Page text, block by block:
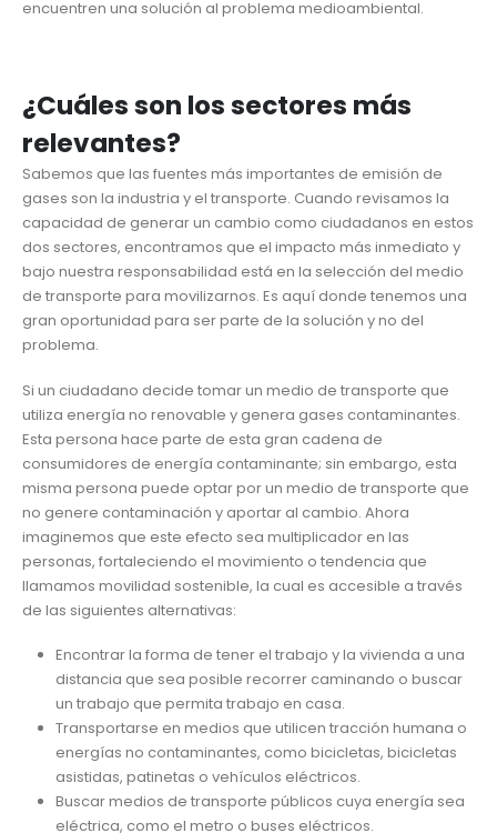
encuentren una solución al problema medioambiental.
¿Cuáles son los sectores más
relevantes?
Sabemos que las fuentes más importantes de emisión de
gases son la industria y el transporte. Cuando revisamos la
capacidad de generar un cambio como ciudadanos en estos
dos sectores, encontramos que el impacto más inmediato y
bajo nuestra responsabilidad está en la selección del medio
de transporte para movilizarnos. Es aquí donde tenemos una
gran oportunidad para ser parte de la solución y no del
problema.
Si un ciudadano decide tomar un medio de transporte que
utiliza energía no renovable y genera gases contaminantes.
Esta persona hace parte de esta gran cadena de
consumidores de energía contaminante; sin embargo, esta
misma persona puede optar por un medio de transporte que
no genere contaminación y aportar al cambio. Ahora
imaginemos que este efecto sea multiplicador en las
personas, fortaleciendo el movimiento o tendencia que
llamamos movilidad sostenible, la cual es accesible a través
de las siguientes alternativas:
Encontrar la forma de tener el trabajo y la vivienda a una
distancia que sea posible recorrer caminando o buscar
un trabajo que permita trabajo en casa.
Transportarse en medios que utilicen tracción humana o
energías no contaminantes, como bicicletas, bicicletas
asistidas, patinetas o vehículos eléctricos.
Buscar medios de transporte públicos cuya energía sea
eléctrica, como el metro o buses eléctricos.